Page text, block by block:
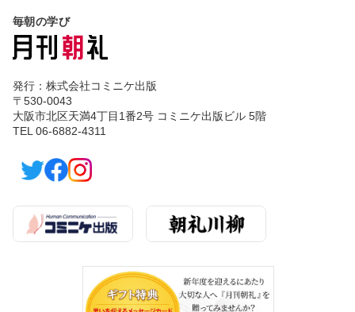
毎朝の学び
発行：株式会社コミニケ出版
〒530-0043
大阪市北区天満4丁目1番2号 コミニケ出版ビル 5階
TEL 06-6882-4311